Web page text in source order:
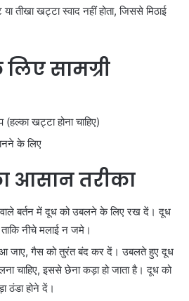
तीखा खट्टा स्वाद नहीं होता, जिससे मिठाई
सामग्री
खट्टा होना चाहिए)
के लिए
आसान तरीका
बर्तन में दूध को उबलने के लिए रख दें। दूध
नीचे मलाई न जमे।
जाए, गैस को तुरंत बंद कर दें। उबलते हुए दूध
चाहिए, इससे छेना कड़ा हो जाता है। दूध को
ठंडा होने दें।